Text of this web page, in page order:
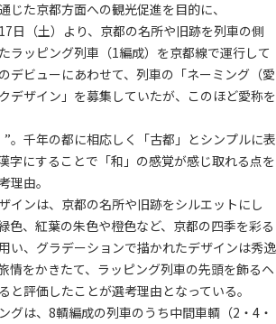
た京都方面への観光促進を目的に、
日（土）より、京都の名所や旧跡を列車の側
ラッピング列車（1編成）を京都線で運行して
デビューにあわせて、列車の「ネーミング（愛
デザイン」を募集していたが、このほど愛称を
。千年の都に相応しく「古都」とシンプルに表
字にすることで「和」の感覚が感じ取れる点を
理由。
インは、京都の名所や旧跡をシルエットにし
色、紅葉の朱色や橙色など、京都の四季を彩る
い、グラデーションで描かれたデザインは秀逸
情をかきたて、ラッピング列車の先頭を飾るヘ
と評価したことが選考理由となっている。
グは、8輌編成の列車のうち中間車輌（2・4・